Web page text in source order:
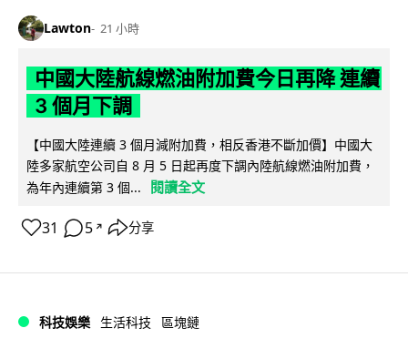
Lawton 21 小時
中國大陸航線燃油附加費今日再降 連續
3 個月下調
【中國大陸連續 3 個月減附加費，相反香港不斷加價】中國大
陸多家航空公司自 8 月 5 日起再度下調內陸航線燃油附加費，
為年內連續第 3 個...
閱讀全文
31 5 ↗ 分享
科技娛樂 生活科技 區塊鏈